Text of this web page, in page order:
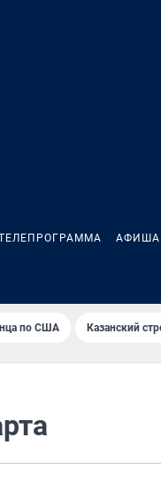
АФИША
по США Казанский